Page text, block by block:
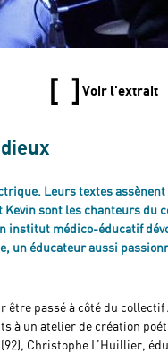
Voir l'extrait
Leurs textes assènent
Kevin sont les chanteurs du
institut médico-éducatif
un éducateur aussi
être passé à côté du
à un atelier de création
Christophe L’Huillier,